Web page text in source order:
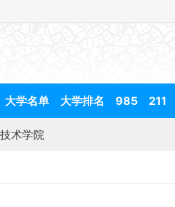
大学名单 大学排名 985 211
术学院